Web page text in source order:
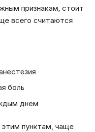
признакам, стоит
всего считаются
боль
днем
пунктам, чаще